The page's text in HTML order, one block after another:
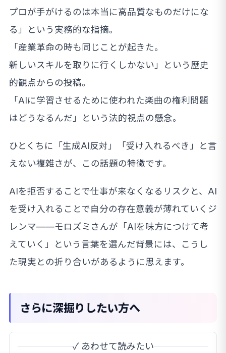
プロが手がけるのは本当に高品質なものだけにな
る」という実務的な指摘。
「産業革命の時も同じことが起きた。
新しいスキルを取りに行くしかない」という歴史
的観点からの投稿。
「AIに学習させるために使われた楽曲の権利問題
はどうなるんだ」という法的視点の懸念。
ひとくちに「生成AI反対」「受け入れるべき」と言
えない複雑さが、この話題の特徴です。
AIを拒否することで仕事が来なくなるリスクと、AI
を受け入れることで自分の存在意義が薄れていくジ
レンマ——モロズミさんが「AIを味方につけて考
えていく」という言葉を選んだ背景には、こうし
た現実との折り合いがあるように思えます。
さらに深掘りしたい方へ
✓ あわせて読みたい